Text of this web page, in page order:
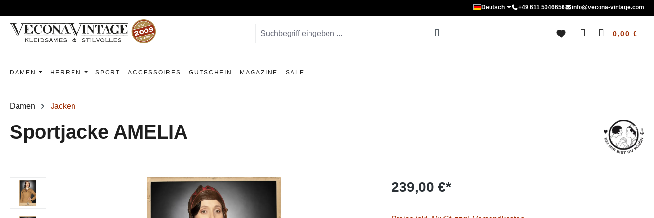
Deutsch +49 611 5046656 info@vecona-vintage.com
0,00 €
DAMEN HERREN SPORT ACCESSOIRES GUTSCHEIN MAGAZINE SALE
Damen Jacken
Sportjacke AMELIA
Bildergalerie überspringen 239,00 €*